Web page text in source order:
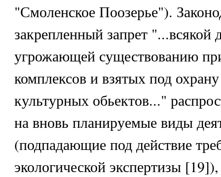
"Смоленское Поозерье").
закрепленный запрет "...всякой
угрожающей существованию
комплексов и взятых под
культурных обьектов..."
на вновь планируемые виды
(подпадающие под действие
экологической экспертизы